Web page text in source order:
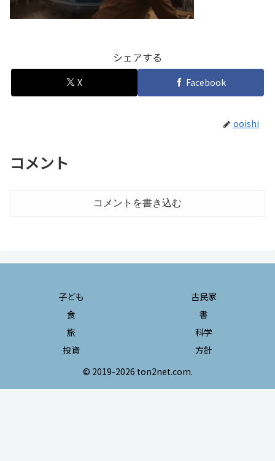
シェアする
X Facebook
ooishi
コメント
コメントを書き込む
子ども
古民家
食
書
旅
科学
投資
方針
© 2019-2026 ton2net.com.